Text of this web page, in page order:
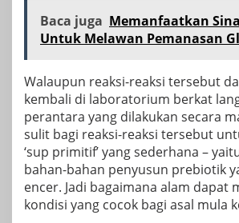
Baca juga Memanfaatkan
Untuk Melawan Pemanasan
Walaupun reaksi-reaksi tersebut
kembali di laboratorium berkat
perantara yang dilakukan secara
sulit bagi reaksi-reaksi tersebut
‘sup primitif’ yang sederhana –
bahan-bahan penyusun prebiotik
encer. Jadi bagaimana alam dapat
kondisi yang cocok bagi asal mula